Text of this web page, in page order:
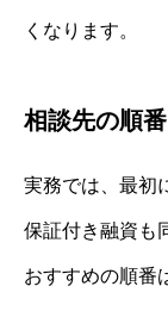
くなります。
相談先の順
実務では、最初
保証付き融資も
おすすめの順番